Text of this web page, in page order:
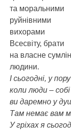
та моральними
руйнівними
вихорами
Всесвіту, брати
на власне
людини.
І сьогодні, у
коли люди –
ви даремно у
Там немає вам
У гріхах я